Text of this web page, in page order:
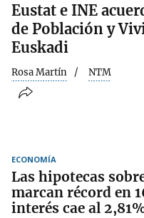
Eustat e INE
de Población y
Euskadi
Rosa Martín NTM
ECONOMÍA
Las hipotecas
marcan récord en
interés cae al